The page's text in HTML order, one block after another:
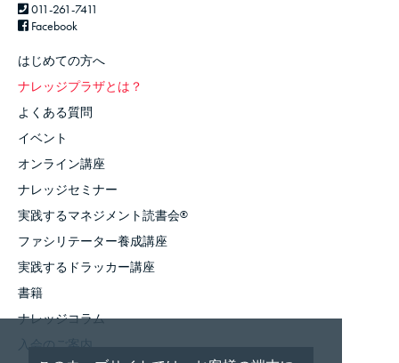
011-261-7411
Facebook
はじめての方へ
ナレッジプラザとは？
よくある質問
イベント
オンライン講座
ナレッジセミナー
実践するマネジメント読書会®
ファシリテーター養成講座
実践するドラッカー講座
書籍
ナレッジコラム
入会のご案内